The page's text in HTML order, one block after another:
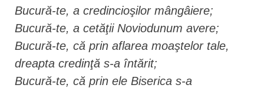
Bucură-te, a credincioşilor mângâiere;
Bucură-te, a cetăţii Noviodunum avere;
Bucură-te, că prin aflarea moaştelor tale,
dreapta credinţă s-a întărit;
Bucură-te, că prin ele Biserica s-a